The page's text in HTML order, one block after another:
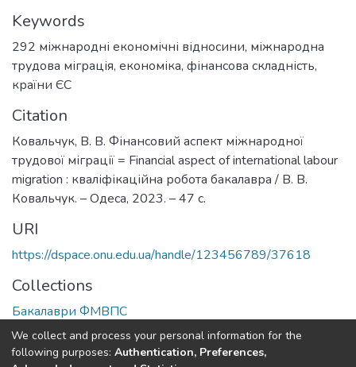
Keywords
292 міжнародні економічні відносини, міжнародна
трудова міграція, економіка, фінансова складність,
країни ЄС
Citation
Ковальчук, В. В. Фінансовий аспект міжнародної
трудової міграції = Financial aspect of international labour
migration : кваліфікаційна робота бакалавра / В. В.
Ковальчук. – Одеса, 2023. – 47 с.
URI
https://dspace.onu.edu.ua/handle/123456789/37618
Collections
Бакалаври ФМВПС
Full item page
We collect and process your personal information for the
following purposes: Authentication, Preferences,